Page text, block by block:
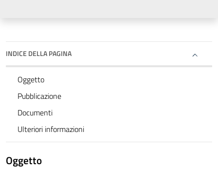
INDICE DELLA PAGINA
Oggetto
Pubblicazione
Documenti
Ulteriori informazioni
Oggetto